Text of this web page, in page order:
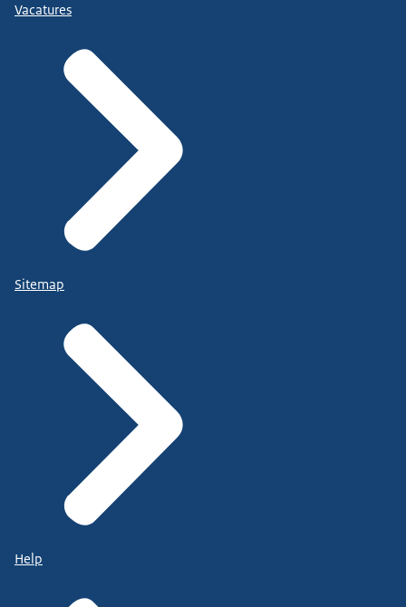
Vacatures
Sitemap
Help